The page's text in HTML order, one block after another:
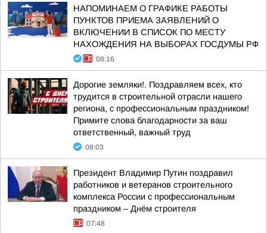
НАПОМИНАЕМ О ГРАФИКЕ РАБОТЫ
ПУНКТОВ ПРИЕМА ЗАЯВЛЕНИЙ О
ВКЛЮЧЕНИИ В СПИСОК ПО МЕСТУ
НАХОЖДЕНИЯ НА ВЫБОРАХ ГОСДУМЫ РФ
08:16
Дорогие земляки!. Поздравляем всех, кто
трудится в строительной отрасли нашего
региона, с профессиональным праздником!
Примите слова благодарности за ваш
ответственный, важный труд
08:03
Президент Владимир Путин поздравил
работников и ветеранов строительного
комплекса России с профессиональным
праздником – Днём строителя
07:48